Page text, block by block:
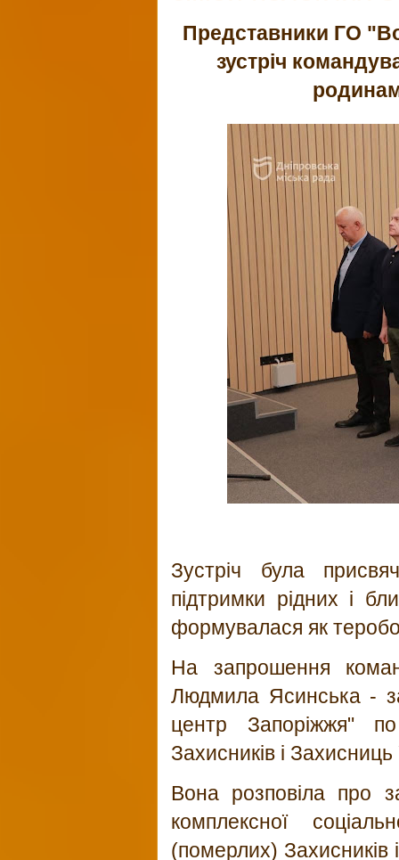
Представники ГО
зустріч
Зустріч була
підтримки рідних і
формувалася як
На запрошення
Людмила Ясинська -
центр Запоріжжя"
Захисників і Захисниць
Вона розповіла про
комплексної
(померлих) Захисників